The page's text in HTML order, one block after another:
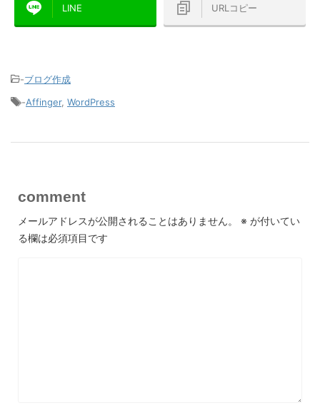
LINE URLコピー
-ブログ作成
-Affinger, WordPress
comment
メールアドレスが公開されることはありません。 ※ が付いてい
る欄は必須項目です